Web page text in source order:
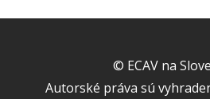
© ECAV na
Autorské práva sú